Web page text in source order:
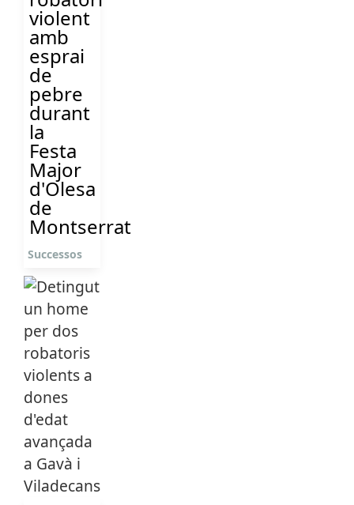
violent
amb
esprai
de
pebre
durant
la
Festa
Major
d'Olesa
de
Montserrat
Successos